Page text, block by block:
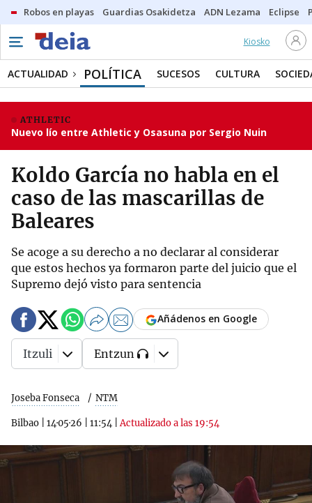
Robos en playas Guardias Osakidetza ADN Lezama Eclipse
Kiosko
ACTUALIDAD POLÍTICA SUCESOS CULTURA
ATHLETIC
Nuevo lío entre Athletic y Osasuna por Sergio Nuin
Koldo García no habla en el
caso de las mascarillas de
Baleares
Se acoge a su derecho a no declarar al considerar
que estos hechos ya formaron parte del juicio que el
Supremo dejó visto para sentencia
Joseba Fonseca NTM
Bilbao 14·05·26 11:54 |Actualizado a las 19:54
Añádenos en Google
Itzuli Entzun